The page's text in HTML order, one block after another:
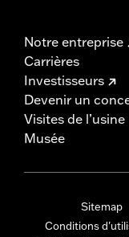
Notre entreprise
Carrières
Investisseurs
Devenir un
Visites de l’usine
Musée
Sitemap
Conditions